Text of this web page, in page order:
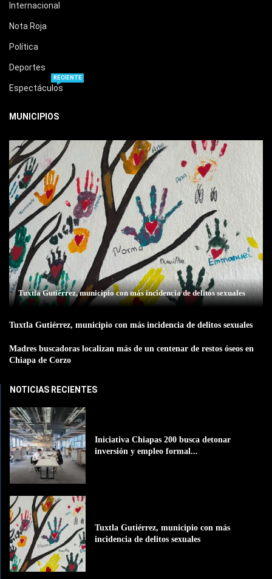
Internacional
Nota Roja
Política
Deportes
Espectáculos
RECIENTE
MUNICIPIOS
Tuxtla Gutiérrez, municipio con más incidencia de delitos sexuales
Tuxtla Gutiérrez, municipio con más incidencia de delitos sexuales
Madres buscadoras localizan más de un centenar de restos óseos en
Chiapa de Corzo
NOTICIAS RECIENTES
Iniciativa Chiapas 200 busca detonar
inversión y empleo formal...
Tuxtla Gutiérrez, municipio con más
incidencia de delitos sexuales